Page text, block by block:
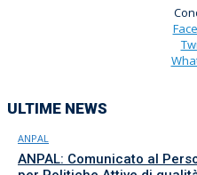
ULTIME NEWS
ANPAL
ANPAL: Comunicato al